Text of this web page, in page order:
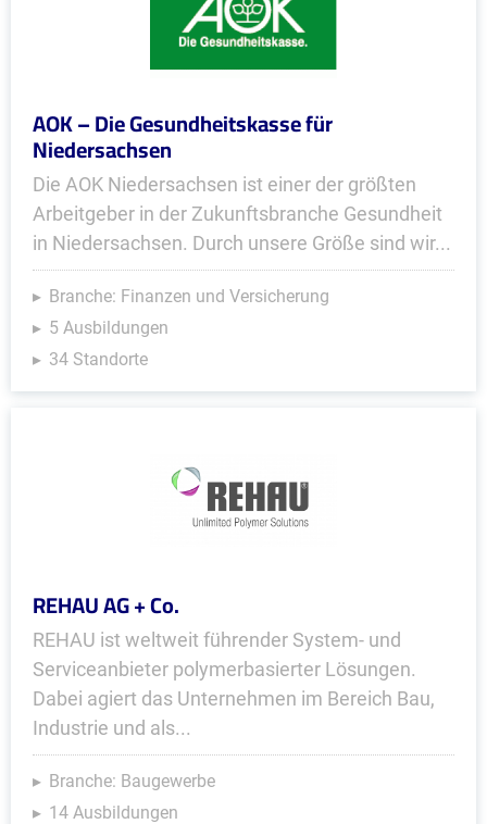
AOK – Die Gesundheitskasse für
Niedersachsen
Die AOK Niedersachsen ist einer der größten
Arbeitgeber in der Zukunftsbranche Gesundheit
in Niedersachsen. Durch unsere Größe sind wir...
Branche: Finanzen und Versicherung
5 Ausbildungen
34 Standorte
REHAU AG + Co.
REHAU ist weltweit führender System- und
Serviceanbieter polymerbasierter Lösungen.
Dabei agiert das Unternehmen im Bereich Bau,
Industrie und als...
Branche: Baugewerbe
14 Ausbildungen